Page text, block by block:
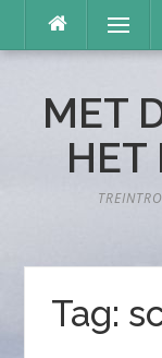
inhoud
Menu
MET
HET
Tag: